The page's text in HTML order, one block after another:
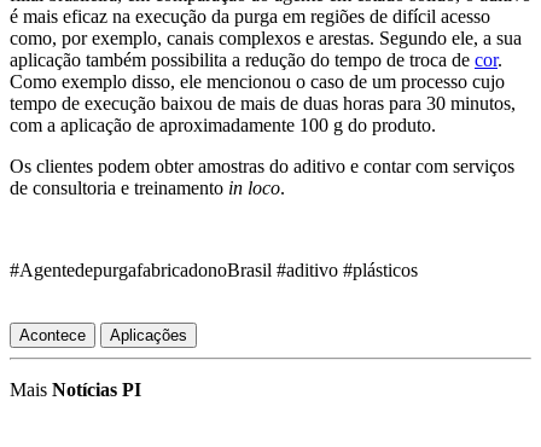
é mais eficaz na execução da purga em regiões de difícil acesso
como, por exemplo, canais complexos e arestas. Segundo ele, a sua
aplicação também possibilita a redução do tempo de troca de cor.
Como exemplo disso, ele mencionou o caso de um processo cujo
tempo de execução baixou de mais de duas horas para 30 minutos,
com a aplicação de aproximadamente 100 g do produto.
Os clientes podem obter amostras do aditivo e contar com serviços
de consultoria e treinamento in loco.
#AgentedepurgafabricadonoBrasil #aditivo #plásticos
Acontece Aplicações
Mais Notícias PI